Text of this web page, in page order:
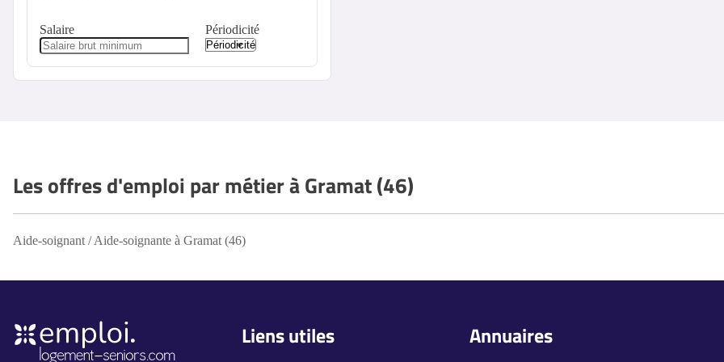
Salaire Périodicité
Les offres d'emploi par métier à Gramat (46)
Aide-soignant / Aide-soignante à Gramat (46)
Liens utiles Annuaires